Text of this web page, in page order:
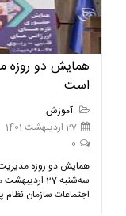
همایش دو روزه
است
آموزش
27 اردیبهشت 1401
0
همايش دو روزه مدیریت
اجتماعات سازمان